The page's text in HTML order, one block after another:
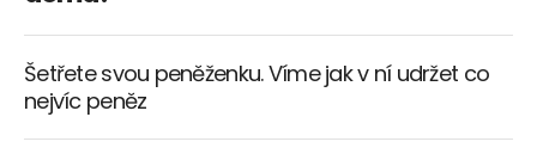
Šetřete svou peněženku. Víme jak v ní udržet co
nejvíc peněz